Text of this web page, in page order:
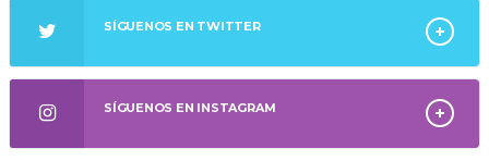
SÍGUENOS EN TWITTER
SÍGUENOS EN INSTAGRAM